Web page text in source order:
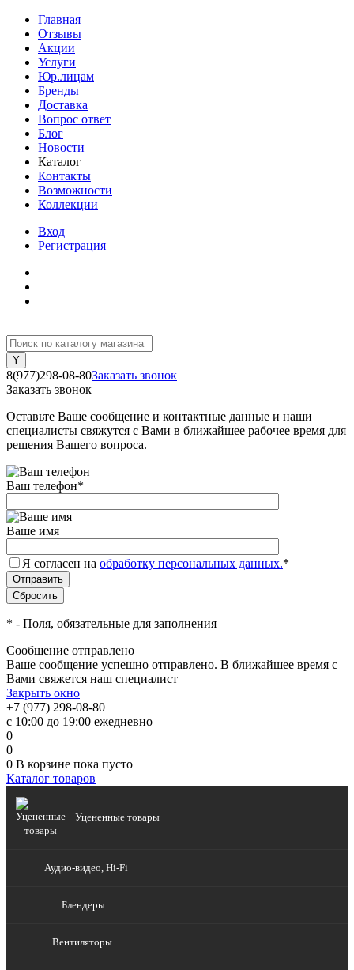
Главная
Отзывы
Акции
Услуги
Юр.лицам
Бренды
Доставка
Вопрос ответ
Блог
Новости
Каталог
Контакты
Возможности
Коллекции
Вход
Регистрация
8(977)298-08-80Заказать звонок
Заказать звонок
Оставьте Ваше сообщение и контактные данные и наши
специалисты свяжутся с Вами в ближайшее рабочее время для
решения Вашего вопроса.
Ваш телефон*
Ваше имя
Я согласен на обработку персональных данных.*
* - Поля, обязательные для заполнения
Сообщение отправлено
Ваше сообщение успешно отправлено. В ближайшее время с
Вами свяжется наш специалист
Закрыть окно
+7 (977) 298-08-80
с 10:00 до 19:00 ежедневно
0
0
0 В корзине пока пусто
Каталог товаров
Уцененные товары
Аудио-видео, Hi-Fi
Блендеры
Вентиляторы